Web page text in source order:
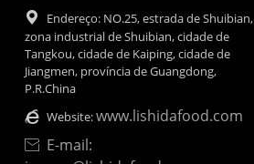

Endereço: NO.25, estrada de Shuibian,
zona industrial de Shuibian, cidade de
Tangkou, cidade de Kaiping, cidade de
Jiangmen, província de Guangdong,
P.R.China
 Website:www.lishidafood.com
 E-mail: